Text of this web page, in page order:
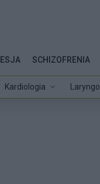
Kardiologia
SCHIZOFRENIA